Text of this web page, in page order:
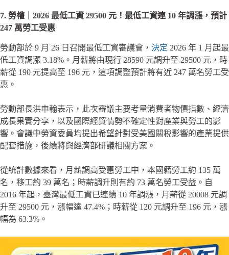
7. 勞權｜2026 最低工資 29500 元！最低工資連 10 年調漲，預計
247 萬勞工受惠
勞動部於 9 月 26 日召開最低工資審議會， 決定 2026 年 1 月起最
低工資調漲 3.18%。月薪將由現行 28590 元調升至 29500 元，時
薪從 190 元提高至 196 元，這項調整預計將有近 247 萬名勞工受
惠。
勞動部長洪申翰表示，此次審議主要考量消費者物價指數、經濟
成長果實分享，以及國際經貿情勢不確定性對產業與勞工的影
響。會議中勞資委員均提出希望針對受美國關稅影響的產業提供
配套措施，後續將與經濟部研議相關方案。
從統計數據來看，月薪調高受惠勞工中，本國籍勞工約 135 萬
名，移工約 39 萬名；時薪調升則有約 73 萬名勞工受益。自
2016 年起，臺灣最低工資已連續 10 年調漲，月薪從 20008 元調
升至 29500 元，漲幅達 47.4%；時薪從 120 元調升至 196 元，漲
幅為 63.3%。